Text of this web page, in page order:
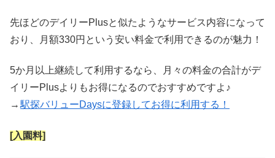
先ほどのデイリーPlusと似たようなサービス内容になって
おり、月額330円という安い料金で利用できるのが魅力！
5か月以上継続して利用するなら、月々の料金の合計がデ
イリーPlusよりもお得になるのでおすすめですよ♪
→ 駅探バリューDaysに登録してお得に利用する！
[入園料]